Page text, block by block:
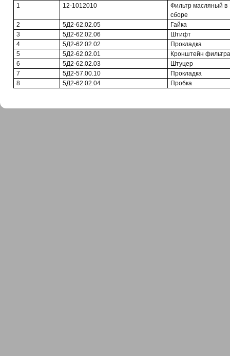
1
12-1012010
Фильтр масляный в
сборе
2
5Д2-62.02.05
Гайка
3
5Д2-62.02.06
Штифт
4
5Д2-62.02.02
Прокладка
5
5Д2-62.02.01
Кронштейн фильтра
6
5Д2-62.02.03
Штуцер
7
5Д2-57.00.10
Прокладка
8
5Д2-62.02.04 Пробка